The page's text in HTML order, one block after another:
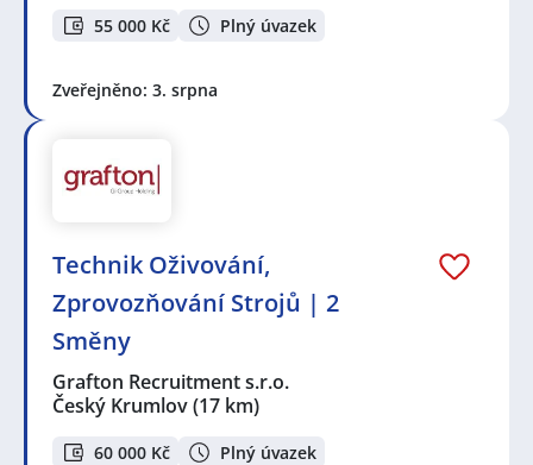
55 000 Kč Plný úvazek
Zveřejněno: 3. srpna
Technik Oživování,
Zprovozňování Strojů | 2
Směny
Grafton Recruitment s.r.o.
Český Krumlov(17 km)
60 000 Kč Plný úvazek